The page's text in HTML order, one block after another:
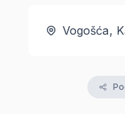
Vogošća,